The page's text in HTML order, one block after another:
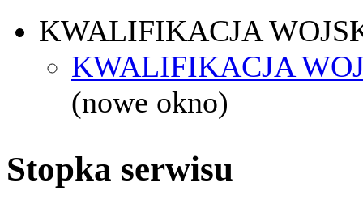
KWALIFIKACJA
KWALIFIKACJA
(nowe okno)
Stopka serwisu